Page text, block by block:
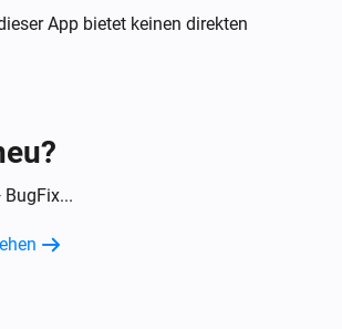
wurde geändert
hat sich geändert
App bietet keinen direkten